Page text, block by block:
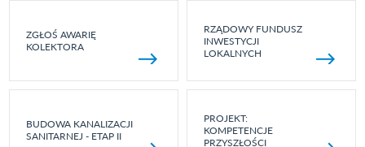
ZGŁOŚ AWARIĘ
KOLEKTORA
RZĄDOWY FUNDUSZ
INWESTYCJI
LOKALNYCH
BUDOWA KANALIZACJI
SANITARNEJ - ETAP II
PROJEKT:
KOMPETENCJE
PRZYSZŁOŚCI